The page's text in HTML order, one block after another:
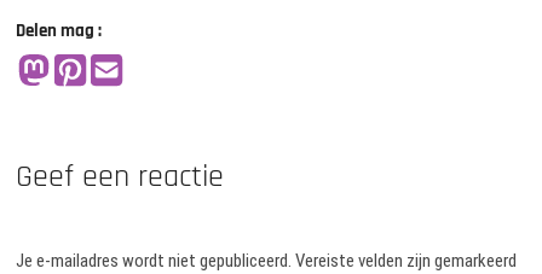
Delen mag :
Geef een reactie
Je e-mailadres wordt niet gepubliceerd. Vereiste velden zijn gemarkeerd